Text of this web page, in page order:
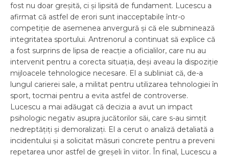
fost nu doar greșită, ci și lipsită de fundament. Lucescu a
afirmat că astfel de erori sunt inacceptabile într-o
competiție de asemenea anvergură și că ele subminează
integritatea sportului. Antrenorul a continuat să explice că
a fost surprins de lipsa de reacție a oficialilor, care nu au
intervenit pentru a corecta situația, deși aveau la dispoziție
mijloacele tehnologice necesare. El a subliniat că, de-a
lungul carierei sale, a militat pentru utilizarea tehnologiei în
sport, tocmai pentru a evita astfel de controverse.
Lucescu a mai adăugat că decizia a avut un impact
psihologic negativ asupra jucătorilor săi, care s-au simțit
nedreptățiți și demoralizați. El a cerut o analiză detaliată a
incidentului și a solicitat măsuri concrete pentru a preveni
repetarea unor astfel de greșeli în viitor. În final, Lucescu a